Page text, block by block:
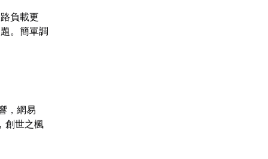
負載更
。簡單調
，網易
創世之楓